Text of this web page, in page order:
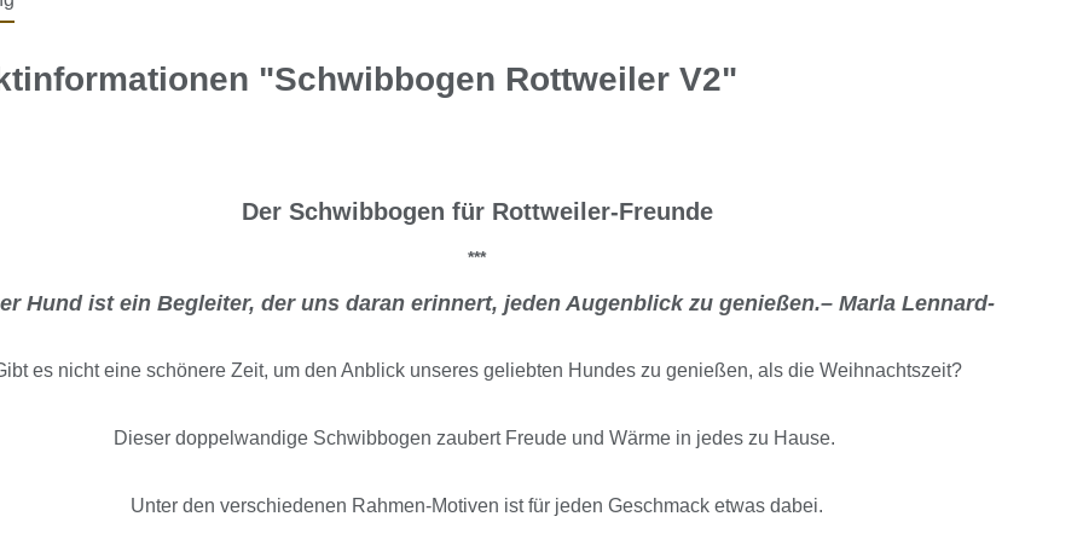
"Schwibbogen Rottweiler V2"
Der Schwibbogen für Rottweiler-Freunde
***
Hund ist ein Begleiter, der uns daran erinnert, jeden Augenblick zu genießen.– Marla Lennard-
es nicht eine schönere Zeit, um den Anblick unseres geliebten Hundes zu genießen, als die Weihnachtszeit?
Dieser doppelwandige Schwibbogen zaubert Freude und Wärme in jedes zu Hause.
Unter den verschiedenen Rahmen-Motiven ist für jeden Geschmack etwas dabei.